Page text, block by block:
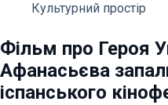
Культурний простір
Фільм про Героя
Афанасьєва
іспанського